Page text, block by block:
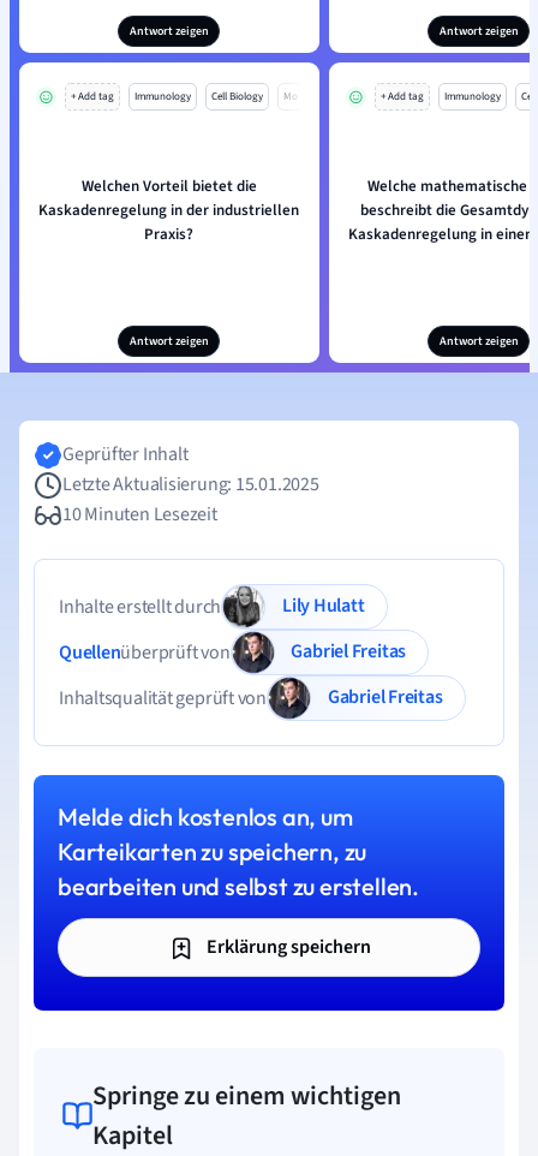
Antwort zeigen Antwort zeigen
+ Add tag Immunology Cell Biology Mo
Welchen Vorteil bietet die
Kaskadenregelung in der industriellen
Praxis?
Antwort zeigen
+ Add tag Immunology
Welche mathematische
beschreibt die
Kaskadenregelung in
Antwort zeigen
Geprüfter Inhalt
Letzte Aktualisierung: 15.01.2025
10 Minuten Lesezeit
Inhalte erstellt durch
Lily Hulatt
Quellenüberprüft von
Gabriel Freitas
Inhaltsqualität geprüft von
Gabriel Freitas
Melde dich kostenlos an, um
Karteikarten zu speichern, zu
bearbeiten und selbst zu erstellen.
Erklärung speichern
Springe zu einem wichtigen
Kapitel